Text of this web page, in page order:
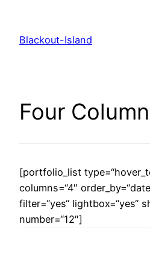
springen
Blackout-Island
Four
[portfolio_list
columns=“4″
filter=“yes“ lightbox=“yes“
number=“12″]